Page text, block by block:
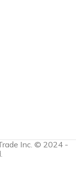
Inc. © 2024 -